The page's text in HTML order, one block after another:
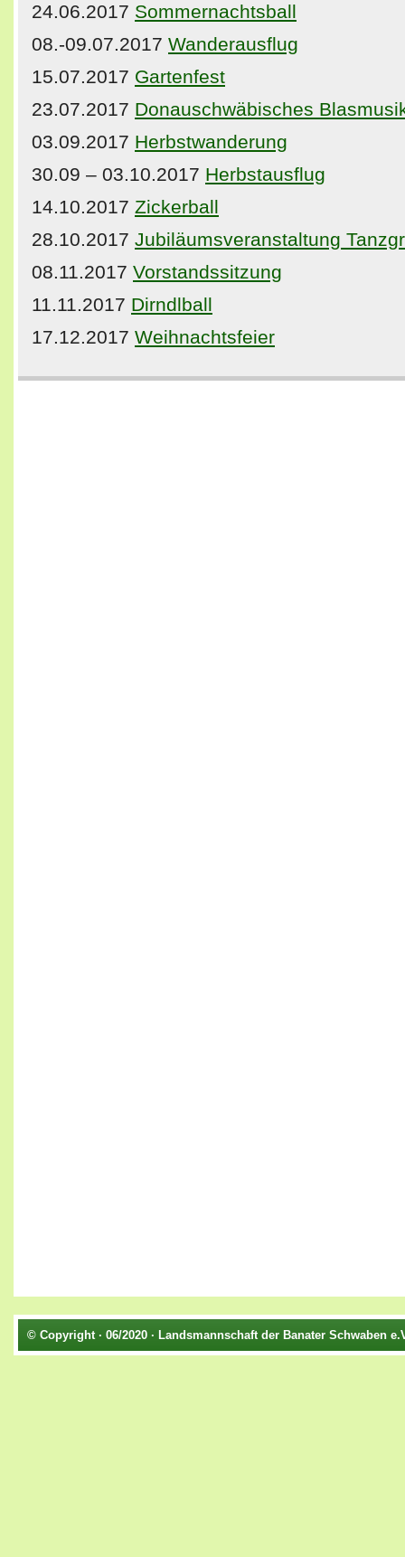
24.06.2017 Sommernachtsball
08.-09.07.2017 Wanderausflug
15.07.2017 Gartenfest
23.07.2017 Donauschwäbisches
03.09.2017 Herbstwanderung
30.09 – 03.10.2017 Herbstausflug
14.10.2017 Zickerball
28.10.2017 Jubiläumsveranstaltung
08.11.2017 Vorstandssitzung
11.11.2017 Dirndlball
17.12.2017 Weihnachtsfeier
© Copyright · 06/2020 · Landsmannschaft der Banater Schwaben